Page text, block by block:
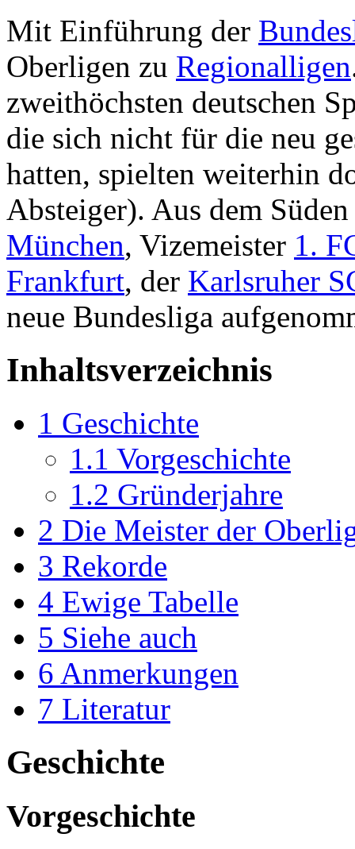
Mit Einführung der
Oberligen zu Regionalligen
zweithöchsten deutschen
die sich nicht für die neu
hatten, spielten weiterhin
Absteiger). Aus dem
München, Vizemeister 1.
Frankfurt, der Karlsruher
neue Bundesliga
Inhaltsverzeichnis
1 Geschichte
1.1 Vorgeschichte
1.2 Gründerjahre
2 Die Meister der
3 Rekorde
4 Ewige Tabelle
5 Siehe auch
6 Anmerkungen
7 Literatur
Geschichte
Vorgeschichte